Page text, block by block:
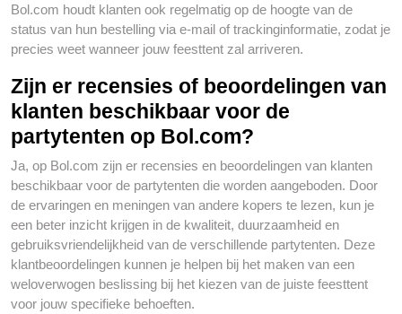
Bol.com houdt klanten ook regelmatig op de hoogte van de
status van hun bestelling via e-mail of trackinginformatie, zodat je
precies weet wanneer jouw feesttent zal arriveren.
Zijn er recensies of beoordelingen van
klanten beschikbaar voor de
partytenten op Bol.com?
Ja, op Bol.com zijn er recensies en beoordelingen van klanten
beschikbaar voor de partytenten die worden aangeboden. Door
de ervaringen en meningen van andere kopers te lezen, kun je
een beter inzicht krijgen in de kwaliteit, duurzaamheid en
gebruiksvriendelijkheid van de verschillende partytenten. Deze
klantbeoordelingen kunnen je helpen bij het maken van een
weloverwogen beslissing bij het kiezen van de juiste feesttent
voor jouw specifieke behoeften.